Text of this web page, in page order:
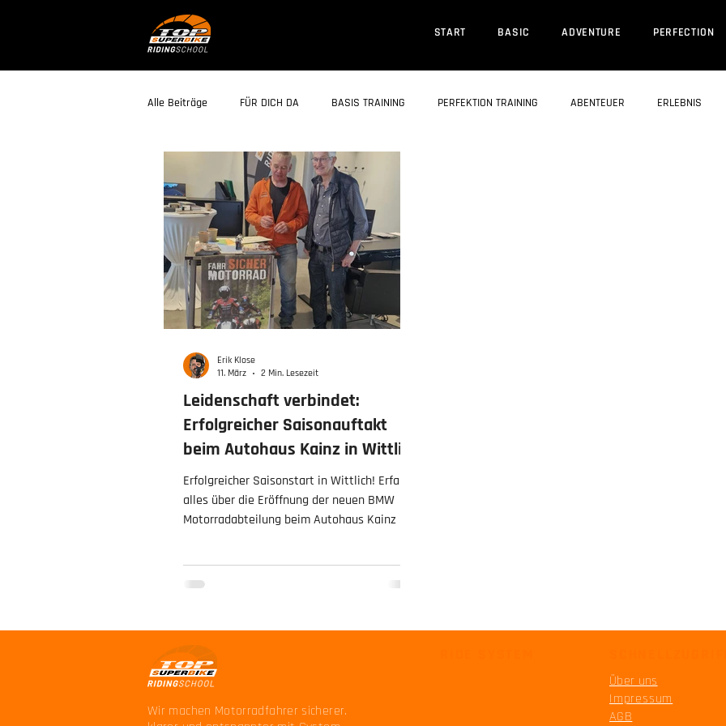
START BASIC ADVENTURE PERFECTION
Alle Beiträge FÜR DICH DA BASIS TRAINING PERFEKTION TRAINING ABENTEUER ERLEBNIS
Leidenschaft verbindet:
Erfolgreicher Saisonauftakt
beim Autohaus Kainz in Wittlich
🏍️💨
Erfolgreicher Saisonstart in Wittlich! Erfahre
alles über die Eröffnung der neuen BMW
Motorradabteilung beim Autohaus Kainz und
RLP und im Saarland mit Profi-Know-how
Erik Klose
11. März
2 Min. Lesezeit
Wir machen Motorradfahrer sicherer.
Über uns
Impressum
AGB